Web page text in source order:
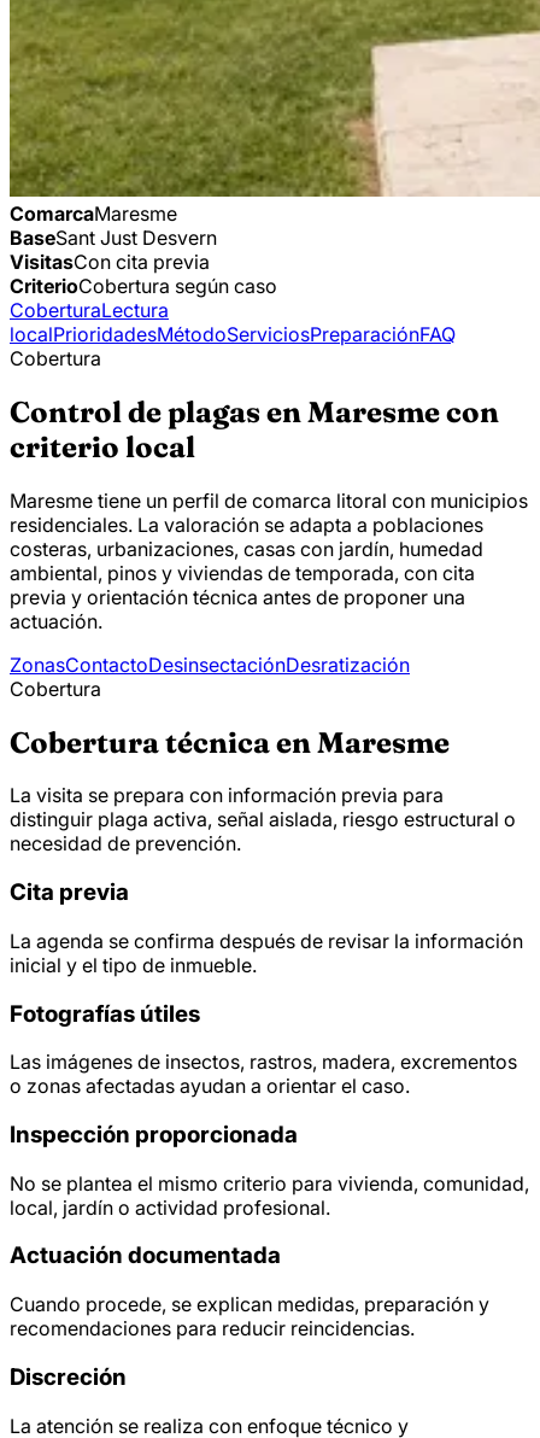
ComarcaMaresme
BaseSant Just Desvern
VisitasCon cita previa
CriterioCobertura según caso
CoberturaLectura
localPrioridadesMétodoServiciosPreparaciónFAQ
Cobertura
Control de plagas en Maresme con
criterio local
Maresme tiene un perfil de comarca litoral con municipios
residenciales. La valoración se adapta a poblaciones
costeras, urbanizaciones, casas con jardín, humedad
ambiental, pinos y viviendas de temporada, con cita
previa y orientación técnica antes de proponer una
actuación.
ZonasContactoDesinsectaciónDesratización
Cobertura
Cobertura técnica en Maresme
La visita se prepara con información previa para
distinguir plaga activa, señal aislada, riesgo estructural o
necesidad de prevención.
Cita previa
La agenda se confirma después de revisar la información
inicial y el tipo de inmueble.
Fotografías útiles
Las imágenes de insectos, rastros, madera, excrementos
o zonas afectadas ayudan a orientar el caso.
Inspección proporcionada
No se plantea el mismo criterio para vivienda, comunidad,
local, jardín o actividad profesional.
Actuación documentada
Cuando procede, se explican medidas, preparación y
recomendaciones para reducir reincidencias.
Discreción
La atención se realiza con enfoque técnico y